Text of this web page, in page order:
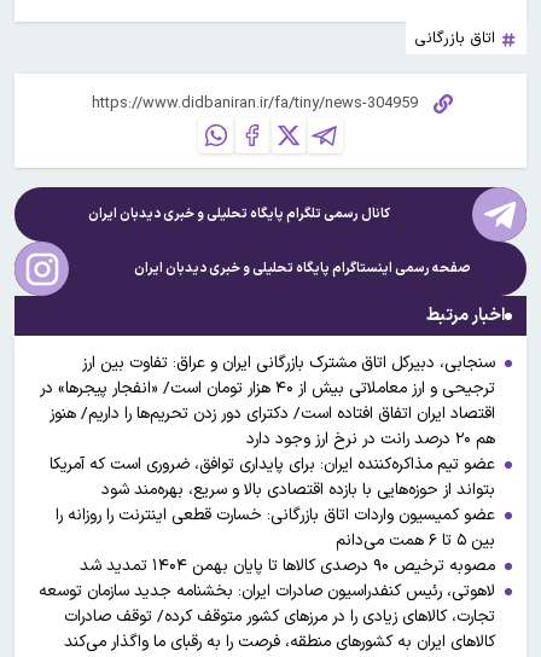
اتاق بازرگانی
کانال رسمی تلگرام پایگاه تحلیلی و خبریدیدبان ایران
صفحه رسمی اینستاگرام پایگاه تحلیلی و خبریدیدبان ایران
اخبار مرتبط
سنجابی، دبیرکل اتاق مشترک بازرگانی ایران و عراق: تفاوت بین ارز
ترجیحی و ارز معاملاتی بیش از ۴۰ هزار تومان است/ «انفجار پیجرها» در
اقتصاد ایران اتفاق افتاده است/ دکترای دور زدن تحریم‌ها را داریم/ هنوز
هم ۲۰ درصد رانت در نرخ ارز وجود دارد
عضو تیم مذاکره‌کننده ایران: برای پایداری توافق، ضروری است که آمریکا
بتواند از حوزه‌هایی با بازده اقتصادی بالا و سریع، بهره‌مند شود
عضو کمیسیون واردات اتاق بازرگانی: خسارت قطعی اینترنت را روزانه را
بین ۵ تا ۶ همت می‌دانم
مصوبه ترخیص ۹۰ درصدی کالاها تا پایان بهمن ۱۴۰۴ تمدید شد
لاهوتی، رئیس کنفدراسیون صادرات ایران: بخشنامه جدید سازمان توسعه
تجارت، کالاهای زیادی را در مرزهای کشور متوقف کرده/ توقف صادرات
کالاهای ایران به کشورهای منطقه، فرصت را به رقبای ما واگذار می‌کند